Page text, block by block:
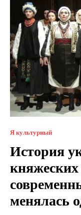
Я культурный
История
княжеских
менялась